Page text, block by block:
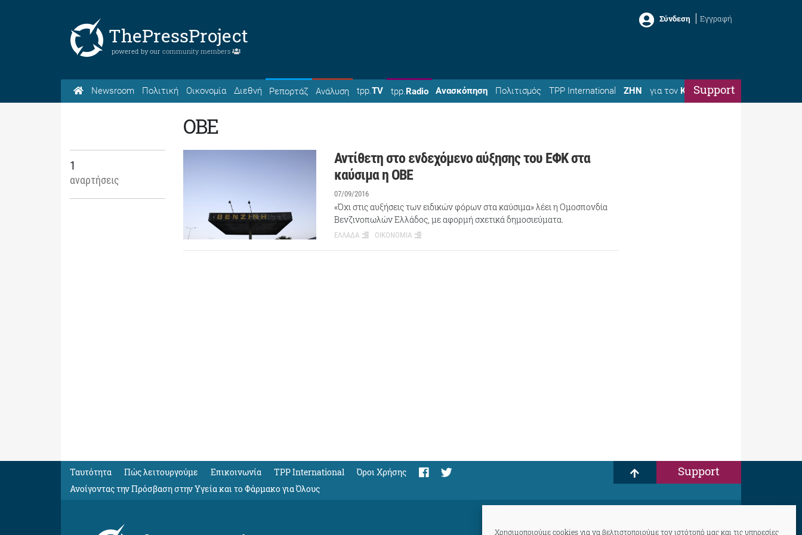
Χρησιμοποιούμε cookies για να βελτιστοποιούμε τον ιστότοπό μας και τις υπηρεσίες
ThePressProject
powered by our community members
Σύνδεση Εγγραφή
Newsroom Πολιτική Οικονομία Διεθνή Ρεπορτάζ Ανάλυση tpp.TV tpp.Radio Ανασκόπηση Πολιτισμός TPP International ΖΗΝ για τον ΚώσταSupport
OBE
1
αναρτήσεις
Αντίθετη στο ενδεχόμενο αύξησης του ΕΦΚ στα
καύσιμα η ΟΒΕ
07/09/2016
«Όχι στις αυξήσεις των ειδικών φόρων στα καύσιμα» λέει η Ομοσπονδία
Βενζινοπωλών Ελλάδος, με αφορμή σχετικά δημοσιεύματα.
ΕΛΛΑΔΑ ΟΙΚΟΝΟΜΙΑ
Ταυτότητα Πώς λειτουργούμε Eπικοινωνία TPP International
Όροι Χρήσης
Ανοίγοντας την Πρόσβαση στην Υγεία και το Φάρμακο για Όλους
Support